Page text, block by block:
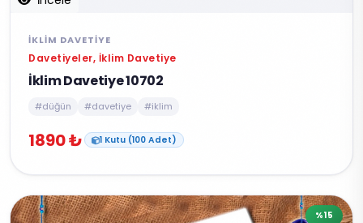
İKLIM DAVETIYE
Davetiyeler, İklim Davetiye
İklim Davetiye 10702
#düğün #davetiye #iklim
1890 ₺ 1 Kutu (100 Adet)
%15